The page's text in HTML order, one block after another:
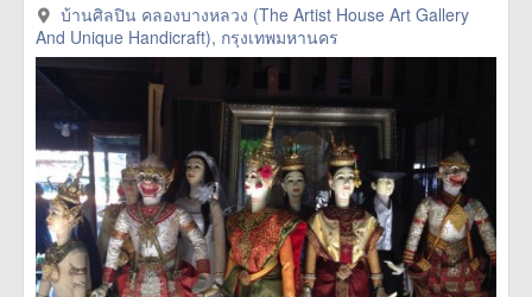
บ้านศิลปิน คลองบางหลวง (The Artist House Art Gallery
And Unique Handicraft), กรุงเทพมหานคร